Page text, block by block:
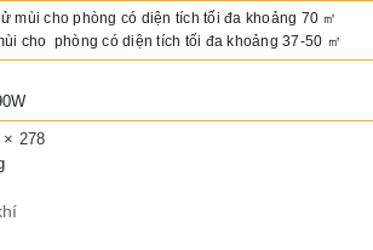
mùi cho phòng có diện tích tối đa khoảng 70 ㎡
cho phòng có diện tích tối đa khoảng 37-50 ㎡
× 278